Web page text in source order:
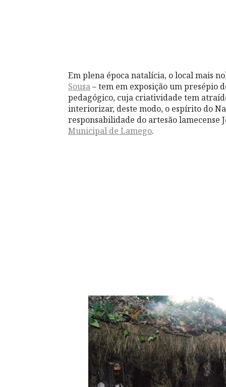
Em plena época natalícia, o local mais
Sousa– tem em exposição um presépio
pedagógico, cuja criatividade tem
interiorizar, deste modo, o espírito do
responsabilidade do artesão lamecense
Municipal de Lamego.